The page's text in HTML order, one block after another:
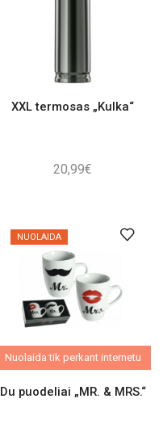
XXL termosas „Kulka“
20,99€
NUOLAIDA
Nuolaida tik perkant internetu
Du puodeliai „MR. & MRS.“